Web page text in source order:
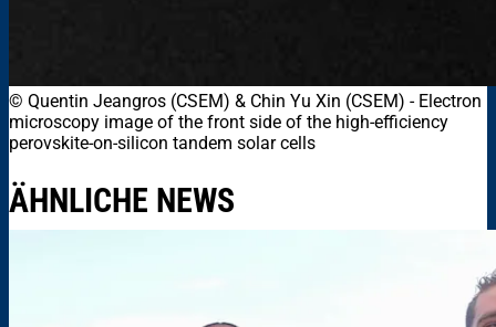
© Quentin Jeangros (CSEM) & Chin Yu Xin (CSEM) - Electron
microscopy image of the front side of the high-efficiency
perovskite-on-silicon tandem solar cells
ÄHNLICHE NEWS